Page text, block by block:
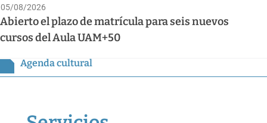
05/08/2026
Abierto el plazo de matrícula para seis nuevos
cursos del Aula UAM+50
Agenda cultural